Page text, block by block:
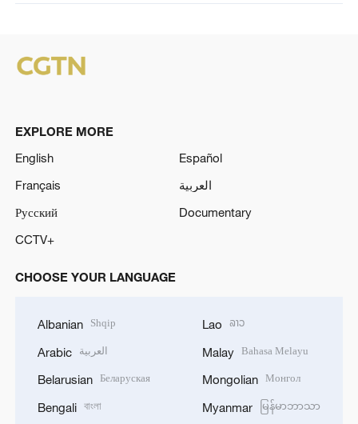
EXPLORE MORE
English
Español
Français
العربية
Русский
Documentary
CCTV+
CHOOSE YOUR LANGUAGE
Albanian Shqip
Arabic العربية
Belarusian Беларуская
Bengali বাংলা
Lao ລາວ
Malay Bahasa Melayu
Mongolian Монгол
Myanmar မြန်မာဘာသာ